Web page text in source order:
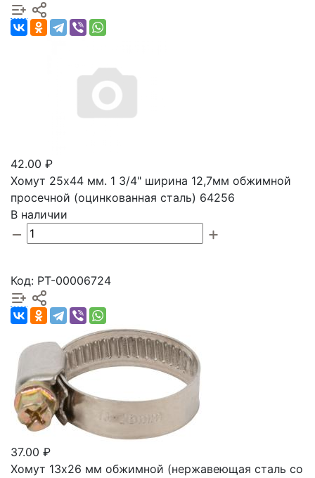
42.00 ₽
Хомут 25х44 мм. 1 3/4" ширина 12,7мм обжимной
просечной (оцинкованная сталь) 64256
В наличии
Код: РТ-00006724
37.00 ₽
Хомут 13х26 мм обжимной (нержавеющая сталь со